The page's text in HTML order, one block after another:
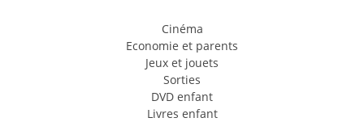
Cinéma
Economie et parents
Jeux et jouets
Sorties
DVD enfant
Livres enfant